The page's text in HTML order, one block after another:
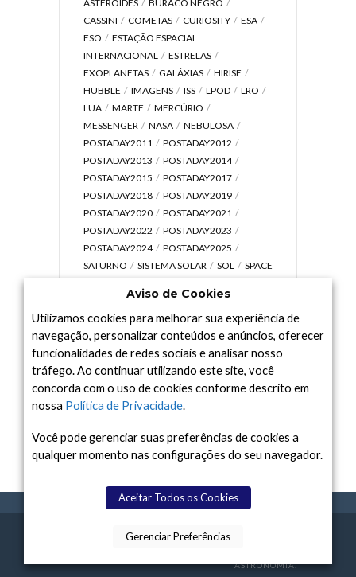
ASTERÓIDES
BURACO NEGRO
CASSINI
COMETAS CURIOSITY
ESA
ESO
ESTAÇÃO ESPACIAL
INTERNACIONAL
ESTRELAS
EXOPLANETAS
GALÁXIAS
HIRISE
HUBBLE
IMAGENS ISS LPOD
LRO
LUA
MARTE
MERCÚRIO
MESSENGER
NASA
NEBULOSA
POSTADAY2011
POSTADAY2012
POSTADAY2013
POSTADAY2014
POSTADAY2015
POSTADAY2017
POSTADAY2018
POSTADAY2019
POSTADAY2020
POSTADAY2021
POSTADAY2022
POSTADAY2023
POSTADAY2024
POSTADAY2025
SATURNO
SISTEMA SOLAR SOL
SPACE
UNIVERSO
VÍDEO
Arquivo
Arquivo
TERMOS CONTATO SPACE TODAY
ASTRONOMIA.
Aviso de Cookies
Utilizamos cookies para melhorar sua experiência de
navegação, personalizar conteúdos e anúncios, oferecer
funcionalidades de redes sociais e analisar nosso
tráfego. Ao continuar utilizando este site, você
concorda com o uso de cookies conforme descrito em
nossa Política de Privacidade.
Você pode gerenciar suas preferências de cookies a
qualquer momento nas configurações do seu navegador.
Aceitar Todos os Cookies
Gerenciar Preferências